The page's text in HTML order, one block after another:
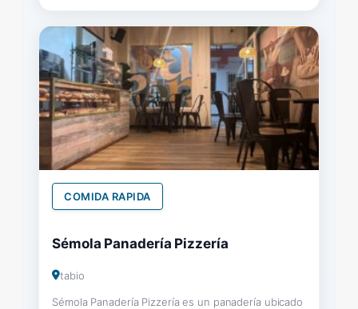
COMIDA RAPIDA
Sémola Panadería Pizzería
tabio
Sémola Panadería Pizzería es un panadería ubicado